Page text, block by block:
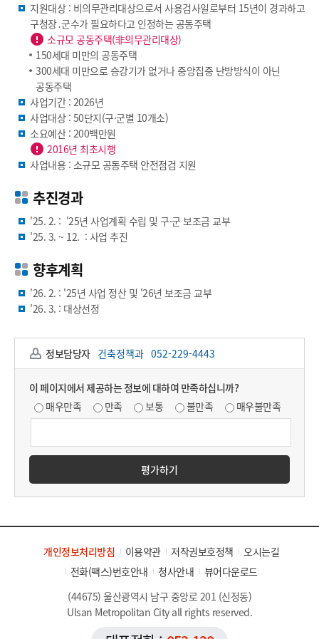
지원대상 : 비의무관리대상으로서 사용검사일로부터 15년이 경과하고
구청장․군수가 필요하다고 인정하는 공동주택
소규모 공동주택(非의무관리대상)
150세대 미만의 공동주택
300세대 미만으로 승강기가 없거나 중앙집중 난방방식이 아닌
공동주택
사업기간 : 2026년
사업대상 : 50단지(구·군별 10개소)
소요예산 : 200백만원
2016년 최초시행
사업내용 : 소규모 공동주택 안전점검 지원
추진경과
'25. 2. : '25년 사업계획 수립 및 구·군 보조금 교부
'25. 3. ~ 12. : 사업 추진
향후계획
'26. 2. : '25년 사업 정산 및 '26년 보조금 교부
'26. 3. : 대상선정
정보담당자 건축정책과 052-229-4443
이 페이지에서 제공하는 정보에 대하여 만족하십니까?
매우만족
만족 보통 불만족 매우불만족
평가하기
개인정보처리방침 이용약관 저작권보호정책
오시는길
전화(팩스)번호안내
청사안내
뷰어다운로드
(44675) 울산광역시 남구 중앙로 201 (신정동)
Ulsan Metropolitan City all rights reserved.